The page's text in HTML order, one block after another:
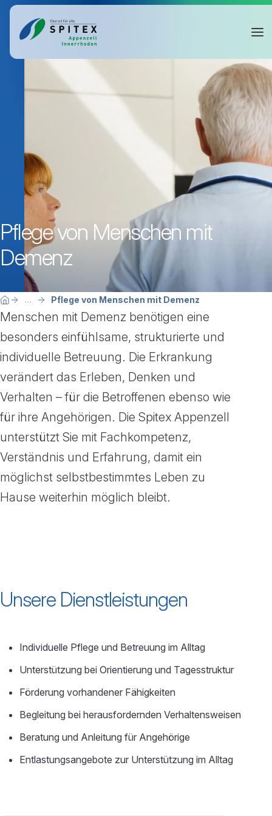
Pflege von Menschen mit
Demenz
Breadcrumbnavigation
Sie befinden sich hier:
Home ... Pflege von Menschen mit Demenz
Menschen mit Demenz benötigen eine
besonders einfühlsame, strukturierte und
individuelle Betreuung. Die Erkrankung
verändert das Erleben, Denken und
Verhalten – für die Betroffenen ebenso wie
für ihre Angehörigen. Die Spitex Appenzell
unterstützt Sie mit Fachkompetenz,
Verständnis und Erfahrung, damit ein
möglichst selbstbestimmtes Leben zu
Hause weiterhin möglich bleibt.
Unsere Dienstleistungen
Individuelle Pflege und Betreuung im Alltag
Unterstützung bei Orientierung und Tagesstruktur
Förderung vorhandener Fähigkeiten
Begleitung bei herausfordernden Verhaltensweisen
Beratung und Anleitung für Angehörige
Entlastungsangebote zur Unterstützung im Alltag